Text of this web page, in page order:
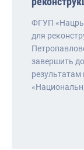
ФГУП
для
завершить